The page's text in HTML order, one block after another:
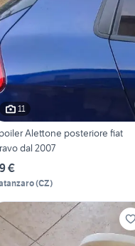
11
Alettone posteriore fiat
dal 2007
€
(CZ)